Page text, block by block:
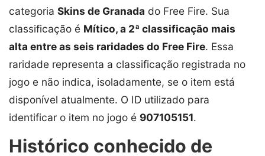
categoria Skins de Granada do Free Fire. Sua
classificação é Mítico, a 2ª classificação mais
alta entre as seis raridades do Free Fire. Essa
raridade representa a classificação registrada no
jogo e não indica, isoladamente, se o item está
disponível atualmente. O ID utilizado para
identificar o item no jogo é 907105151.
Histórico conhecido de